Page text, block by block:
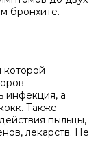
бронхите.
которой
инфекция, а
Также
пыльцы,
лекарств. Не